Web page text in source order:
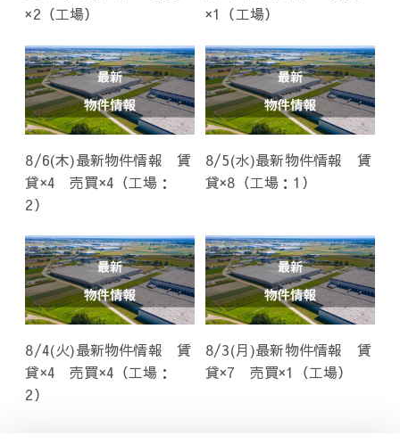
×2（工場）
×1（工場）
8/6(木)最新物件情報 賃
貸×4 売買×4（工場：
2）
8/5(水)最新物件情報 賃
貸×8（工場：1）
8/4(火)最新物件情報 賃
貸×4 売買×4（工場：
2）
8/3(月)最新物件情報 賃
貸×7 売買×1（工場）